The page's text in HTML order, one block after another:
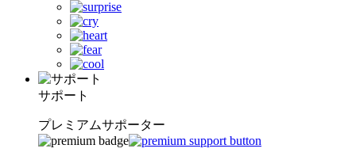
サポート
プレミアムサポーター